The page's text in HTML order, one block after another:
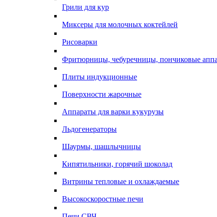
Грили для кур
Миксеры для молочных коктейлей
Рисоварки
Фритюрницы, чебуречницы, пончиковые
Плиты индукционные
Поверхности жарочные
Аппараты для варки кукурузы
Льдогенераторы
Шаурмы, шашлычницы
Кипятильники, горячий шоколад
Витрины тепловые и охлаждаемые
Высокоскоростные печи